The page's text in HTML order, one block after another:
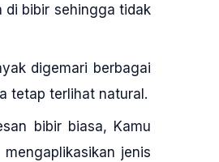
di bibir sehingga tidak
digemari berbagai
tetap terlihat natural.
bibir biasa, Kamu
jenis